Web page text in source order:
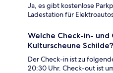
Ja, es gibt kostenlose
Ladestation für
Welche Check-in-
Kulturscheune Schilde?
Der Check-in ist zu
20:30 Uhr. Check-out ist